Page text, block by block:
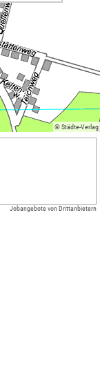
© Städte-Verlag
Jobangebote von Drittanbietern